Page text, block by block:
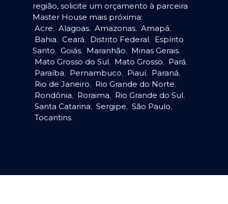
região, solicite um orçamento à parceira
Master House mais próxima:
Acre, Alagoas, Amazonas, Amapá,
Bahia, Ceará, Distrito Federal, Espírito
Santo, Goiás, Maranhão, Minas Gerais,
Mato Grosso do Sul, Mato Grosso, Pará,
Paraíba, Pernambuco, Piauí, Paraná,
Rio de Janeiro, Rio Grande do Norte,
Rondônia, Roraima, Rio Grande do Sul,
Santa Catarina, Sergipe, São Paulo,
Tocantins.